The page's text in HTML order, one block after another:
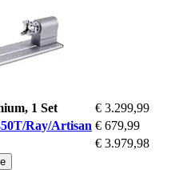
1 Set
€ 3.299,99
Ray/Artisan € 679,99
€ 3.979,98